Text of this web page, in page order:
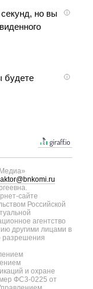
i
но вы
i
будете
сайте
Российской
агентство
другими лицами в
разрешения
и охране
ФС3-0225 от